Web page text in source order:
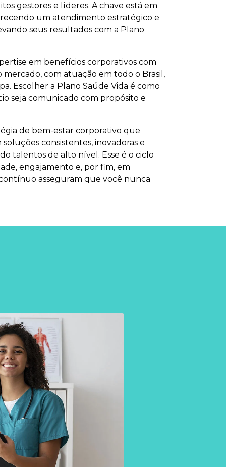
gestores e líderes. A chave está em
um atendimento estratégico e
seus resultados com a Plano
em benefícios corporativos com
com atuação em todo o Brasil,
Escolher a Plano Saúde Vida é como
seja comunicado com propósito e
de bem-estar corporativo que
consistentes, inovadoras e
talentos de alto nível. Esse é o ciclo
engajamento e, por fim, em
asseguram que você nunca